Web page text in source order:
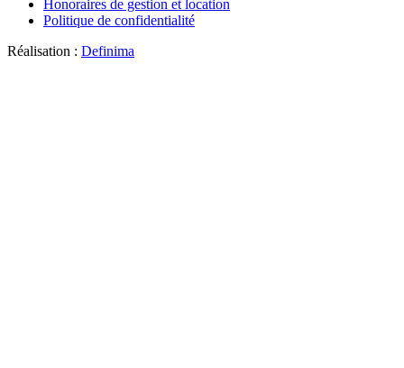
Honoraires de gestion et location
Politique de confidentialité
Réalisation : Definima